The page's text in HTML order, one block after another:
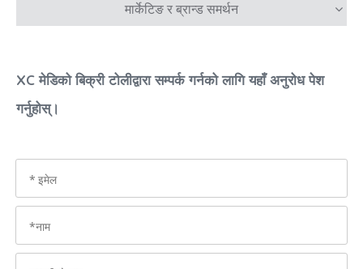
मार्केटिङ र ब्रान्ड समर्थन
XC मेडिको बिक्री टोलीद्वारा सम्पर्क गर्नको लागि यहाँ अनुरोध पेश
गर्नुहोस्।